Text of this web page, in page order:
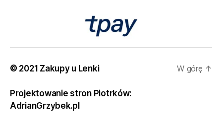
© 2021 Zakupy u Lenki
Projektowanie stron Piotrków:
AdrianGrzybek.pl
W górę ↑